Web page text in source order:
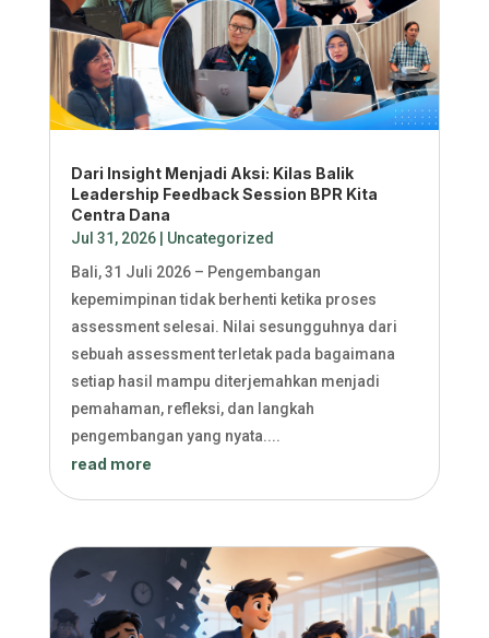
Dari Insight Menjadi Aksi: Kilas Balik
Leadership Feedback Session BPR Kita
Centra Dana
Jul 31, 2026| Uncategorized
Bali, 31 Juli 2026 – Pengembangan
kepemimpinan tidak berhenti ketika proses
assessment selesai. Nilai sesungguhnya dari
sebuah assessment terletak pada bagaimana
setiap hasil mampu diterjemahkan menjadi
pemahaman, refleksi, dan langkah
pengembangan yang nyata....
read more